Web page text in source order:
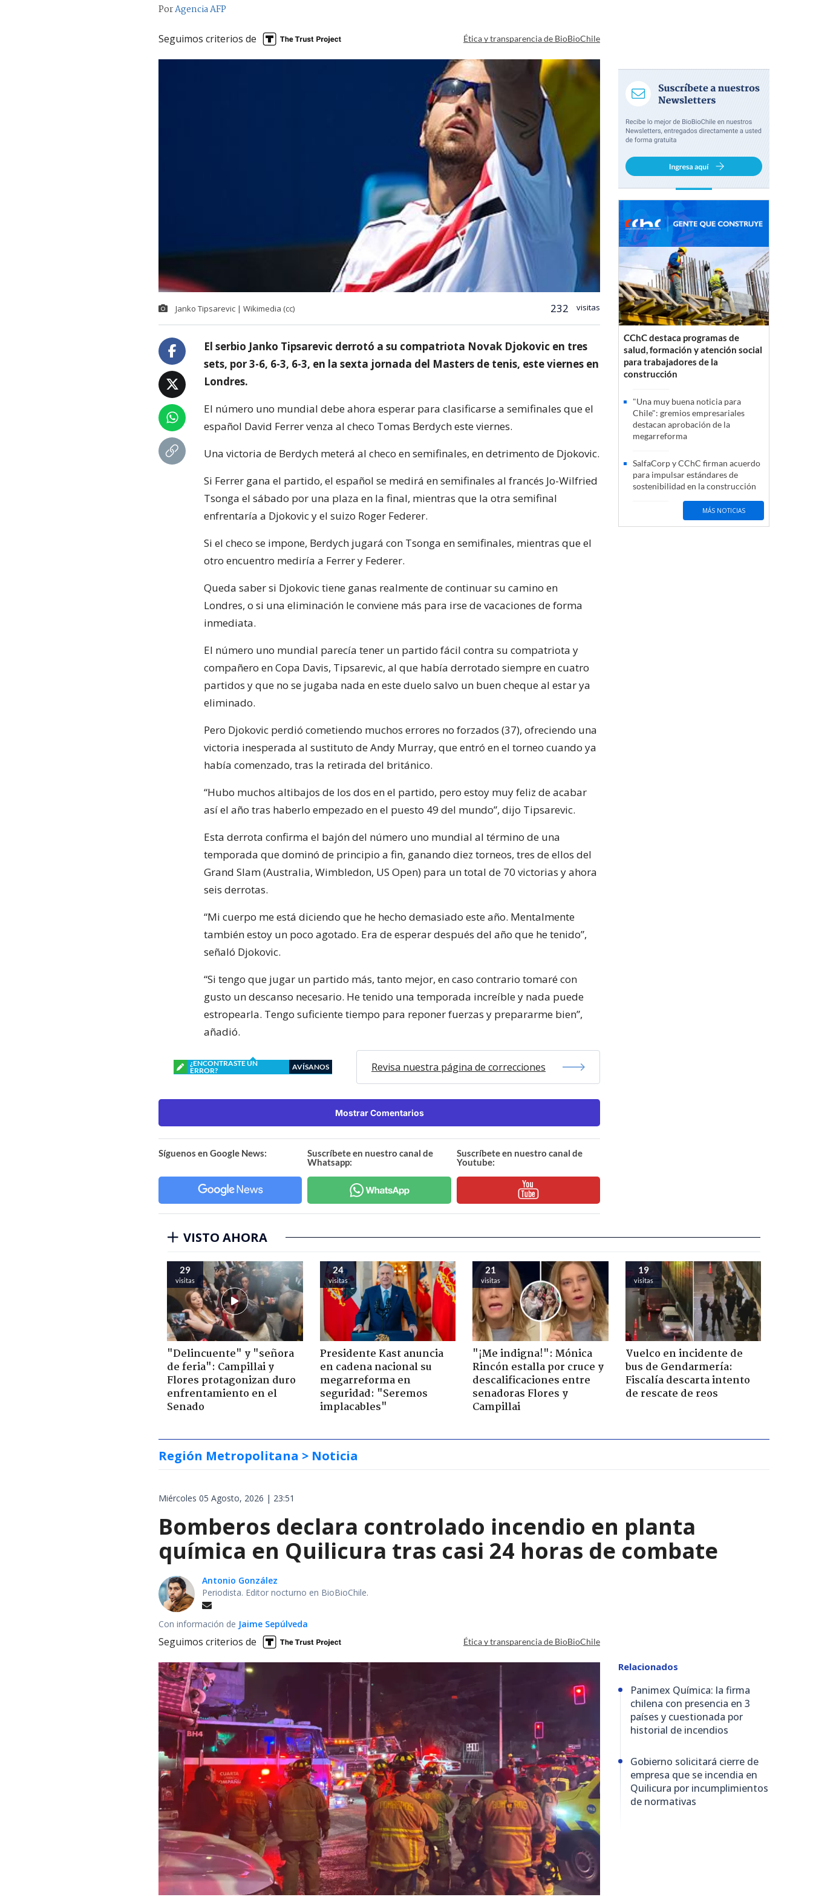
PorAgencia AFP
Seguimos criterios de Ética y transparencia de BioBioChile
Janko Tipsarevic | Wikimedia (cc) 232 visitas
El serbio Janko Tipsarevic derrotó a su compatriota Novak Djokovic en tres
sets, por 3-6, 6-3, 6-3, en la sexta jornada del Masters de tenis, este viernes en
Londres.
El número uno mundial debe ahora esperar para clasificarse a semifinales que el
español David Ferrer venza al checo Tomas Berdych este viernes.
Una victoria de Berdych meterá al checo en semifinales, en detrimento de Djokovic.
Si Ferrer gana el partido, el español se medirá en semifinales al francés Jo-Wilfried
Tsonga el sábado por una plaza en la final, mientras que la otra semifinal
enfrentaría a Djokovic y el suizo Roger Federer.
Si el checo se impone, Berdych jugará con Tsonga en semifinales, mientras que el
otro encuentro mediría a Ferrer y Federer.
Queda saber si Djokovic tiene ganas realmente de continuar su camino en
Londres, o si una eliminación le conviene más para irse de vacaciones de forma
inmediata.
El número uno mundial parecía tener un partido fácil contra su compatriota y
compañero en Copa Davis, Tipsarevic, al que había derrotado siempre en cuatro
partidos y que no se jugaba nada en este duelo salvo un buen cheque al estar ya
eliminado.
Pero Djokovic perdió cometiendo muchos errores no forzados (37), ofreciendo una
victoria inesperada al sustituto de Andy Murray, que entró en el torneo cuando ya
había comenzado, tras la retirada del británico.
“Hubo muchos altibajos de los dos en el partido, pero estoy muy feliz de acabar
así el año tras haberlo empezado en el puesto 49 del mundo”, dijo Tipsarevic.
Esta derrota confirma el bajón del número uno mundial al término de una
temporada que dominó de principio a fin, ganando diez torneos, tres de ellos del
Grand Slam (Australia, Wimbledon, US Open) para un total de 70 victorias y ahora
seis derrotas.
“Mi cuerpo me está diciendo que he hecho demasiado este año. Mentalmente
también estoy un poco agotado. Era de esperar después del año que he tenido”,
señaló Djokovic.
“Si tengo que jugar un partido más, tanto mejor, en caso contrario tomaré con
gusto un descanso necesario. He tenido una temporada increíble y nada puede
estropearla. Tengo suficiente tiempo para reponer fuerzas y prepararme bien”,
añadió.
¿ENCONTRASTE UN
ERROR?
AVÍSANOS Revisa nuestra página de correcciones
Mostrar Comentarios
Síguenos en Google News:
Suscríbete en nuestro canal de
Whatsapp:
Suscríbete en nuestro canal de
Youtube:
CChC destaca programas de
salud, formación y atención social
para trabajadores de la
construcción
"Una muy buena noticia para
Chile": gremios empresariales
destacan aprobación de la
megarreforma
SalfaCorp y CChC firman acuerdo
para impulsar estándares de
sostenibilidad en la construcción
MÁS NOTICIAS
VISTO AHORA
29
visitas
"Delincuente" y "señora
de feria": Campillai y
Flores protagonizan duro
enfrentamiento en el
Senado
24
visitas
Presidente Kast anuncia
en cadena nacional su
megarreforma en
seguridad: "Seremos
implacables"
21
visitas
"¡Me indigna!": Mónica
Rincón estalla por cruce y
descalificaciones entre
senadoras Flores y
Campillai
19
visitas
Vuelco en incidente de
bus de Gendarmería:
Fiscalía descarta intento
de rescate de reos
Región Metropolitana > Noticia
Miércoles 05 Agosto, 2026 | 23:51
Bomberos declara controlado incendio en planta
química en Quilicura tras casi 24 horas de combate
Antonio González
Periodista. Editor nocturno en BioBioChile.
Con información de Jaime Sepúlveda
Seguimos criterios de Ética y transparencia de BioBioChile
Relacionados
Panimex Química: la firma
chilena con presencia en 3
países y cuestionada por
historial de incendios
Gobierno solicitará cierre de
empresa que se incendia en
Quilicura por incumplimientos
de normativas